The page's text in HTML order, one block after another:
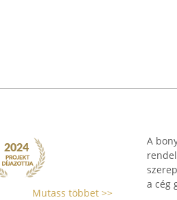
Mutass többet >>
A
a cég